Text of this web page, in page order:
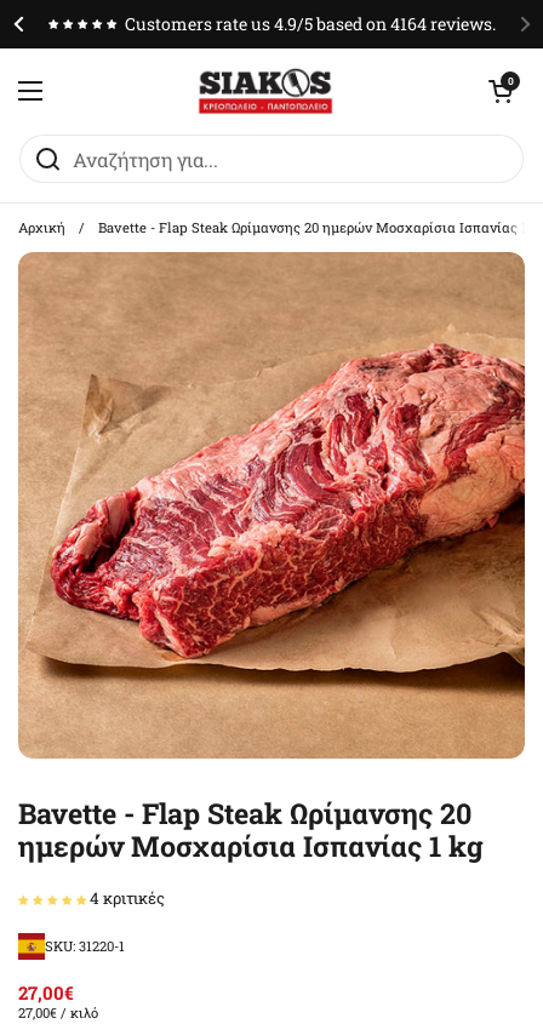
Customers rate us 4.9/5 based on 4164 reviews.
Άνοιγμα μενού
Άνοιγμα0
Αρχική / Bavette - Flap Steak Ωρίμανσης 20 ημερών Μοσχαρίσια Ισπανίας 1
Bavette - Flap Steak Ωρίμανσης 20
ημερών Μοσχαρίσια Ισπανίας 1 kg
4 κριτικές
SKU: 31220-1
27,00€
27,00€ / κιλό